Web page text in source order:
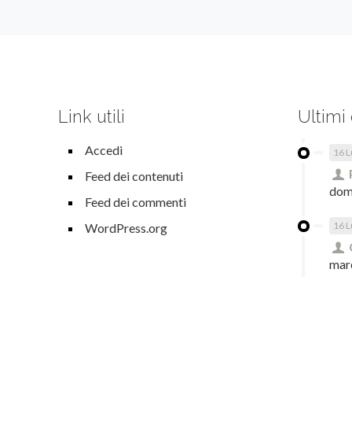
Link utili
Accedi
Feed dei contenuti
Feed dei commenti
WordPress.org
Ultimi
16
16